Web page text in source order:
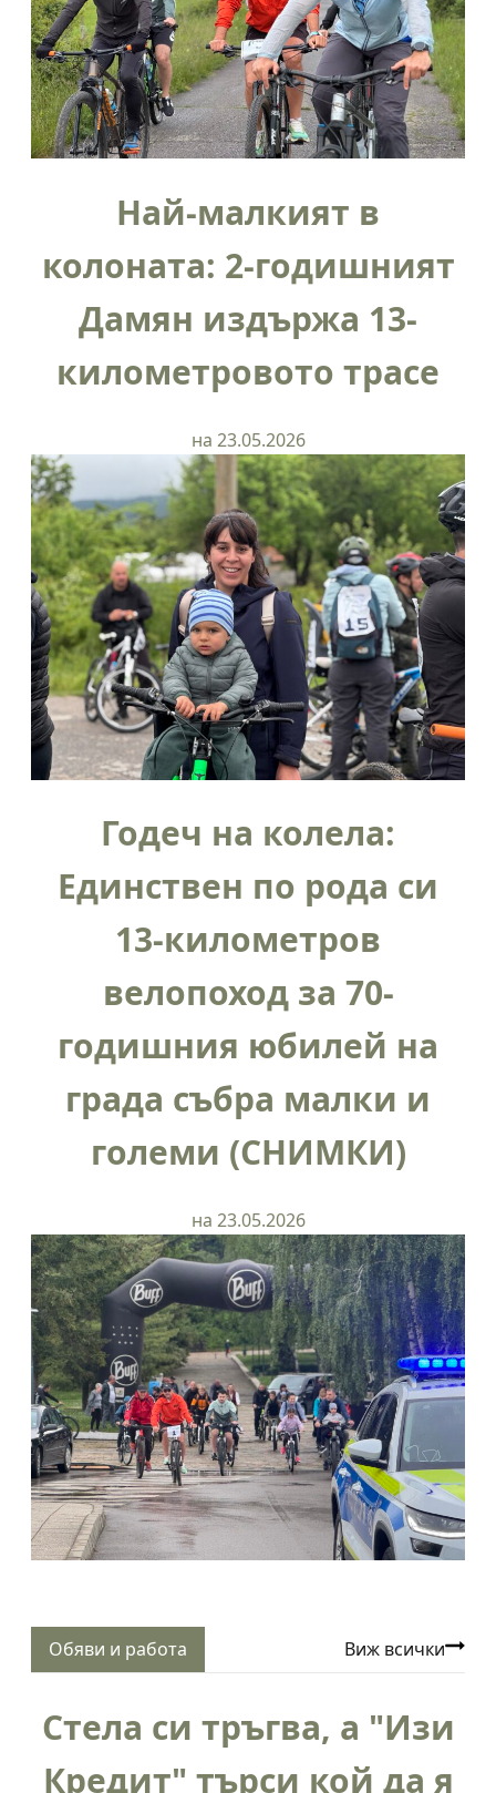
Най-малкият в
колоната: 2-годишният
Дамян издържа 13-
километровото трасе
на 23.05.2026
Годеч на колела:
Единствен по рода си
13-километров
велопоход за 70-
годишния юбилей на
града събра малки и
големи (СНИМКИ)
на 23.05.2026
Обяви и работа Виж всички
Стела си тръгва, а "Изи
Кредит" търси кой да я